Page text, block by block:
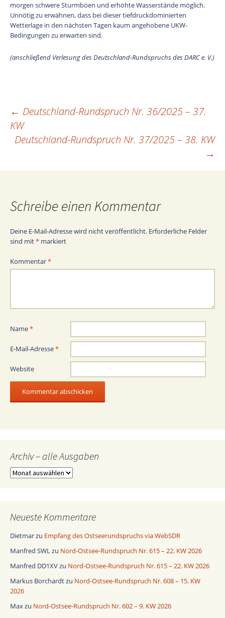
morgen schwere Sturmböen und erhöhte Wasserstände möglich.
Unnötig zu erwähnen, dass bei dieser tiefdruckdominierten
Wetterlage in den nächsten Tagen kaum angehobene UKW-
Bedingungen zu erwarten sind.
(anschließend Verlesung des Deutschland-Rundspruchs des DARC e. V.)
Beitragsnavigation
← Deutschland-Rundspruch Nr. 36/2025 – 37.
KW
Deutschland-Rundspruch Nr. 37/2025 – 38. KW
→
Schreibe einen Kommentar
Deine E-Mail-Adresse wird nicht veröffentlicht. Erforderliche Felder
sind mit* markiert
Kommentar*
Name*
E-Mail-Adresse*
Website
Archiv – alle Ausgaben
Archiv
–
Neueste Kommentare
Dietmarzu Empfang des Ostseerundspruchs via WebSDR
Manfred SWLzu Nord-Ostsee-Rundspruch Nr. 615 – 22. KW 2026
Manfred DD1XVzu Nord-Ostsee-Rundspruch Nr. 615 – 22. KW 2026
Markus Borchardtzu Nord-Ostsee-Rundspruch Nr. 608 – 15. KW
2026
Maxzu Nord-Ostsee-Rundspruch Nr. 602 – 9. KW 2026